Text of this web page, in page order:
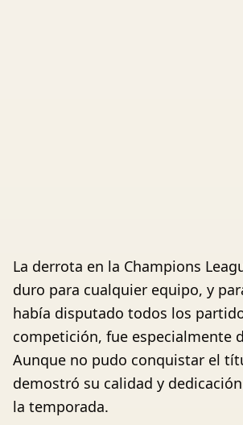
La derrota en la Champions
duro para cualquier equipo, y
había disputado todos los
competición, fue especialmente
Aunque no pudo conquistar el
demostró su calidad y
la temporada.